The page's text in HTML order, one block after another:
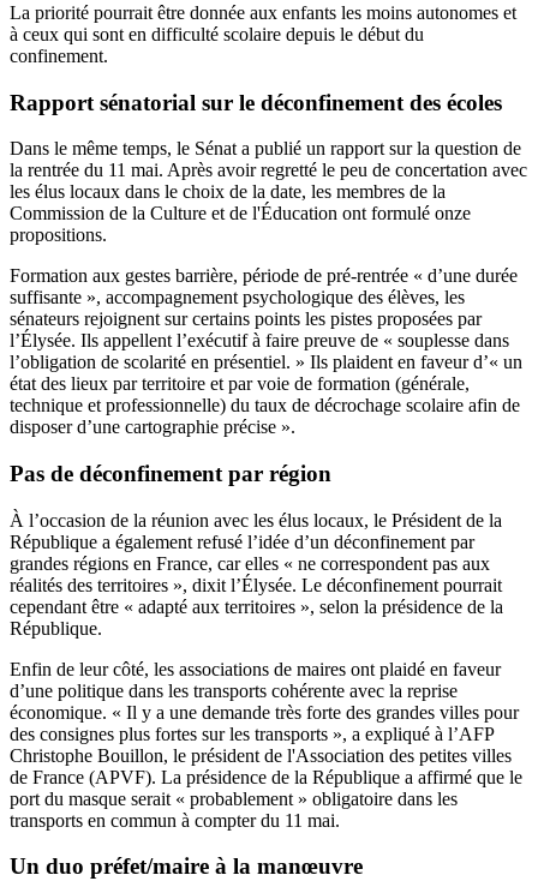
La priorité pourrait être donnée aux enfants les moins autonomes et
à ceux qui sont en difficulté scolaire depuis le début du
confinement.
Rapport sénatorial sur le déconfinement des écoles
Dans le même temps, le Sénat a publié un rapport sur la question de
la rentrée du 11 mai. Après avoir regretté le peu de concertation avec
les élus locaux dans le choix de la date, les membres de la
Commission de la Culture et de l'Éducation ont formulé onze
propositions.
Formation aux gestes barrière, période de pré-rentrée « d’une durée
suffisante », accompagnement psychologique des élèves, les
sénateurs rejoignent sur certains points les pistes proposées par
l’Élysée. Ils appellent l’exécutif à faire preuve de « souplesse dans
l’obligation de scolarité en présentiel. » Ils plaident en faveur d’« un
état des lieux par territoire et par voie de formation (générale,
technique et professionnelle) du taux de décrochage scolaire afin de
disposer d’une cartographie précise ».
Pas de déconfinement par région
À l’occasion de la réunion avec les élus locaux, le Président de la
République a également refusé l’idée d’un déconfinement par
grandes régions en France, car elles « ne correspondent pas aux
réalités des territoires », dixit l’Élysée. Le déconfinement pourrait
cependant être « adapté aux territoires », selon la présidence de la
République.
Enfin de leur côté, les associations de maires ont plaidé en faveur
d’une politique dans les transports cohérente avec la reprise
économique. « Il y a une demande très forte des grandes villes pour
des consignes plus fortes sur les transports », a expliqué à l’AFP
Christophe Bouillon, le président de l'Association des petites villes
de France (APVF). La présidence de la République a affirmé que le
port du masque serait « probablement » obligatoire dans les
transports en commun à compter du 11 mai.
Un duo préfet/maire à la manœuvre